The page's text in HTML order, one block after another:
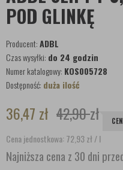
POD GLINKĘ
Producent:ADBL
Czas wysyłki: do 24 godzin
Numer katalogowy: KOS005728
Dostępność: duża ilość
36,47 zł 42,90zł
Cena jednostkowa: 72,93zł/ l
Najniższa cena z 30 dni